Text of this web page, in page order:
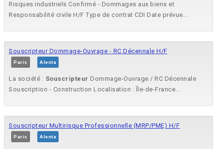
Risques industriels Confirmé - Dommages aux biens et
Responsabilité civile H/F Type de contrat CDI Date prévue...
Souscripteur Dommage-Ouvrage - RC Décennale H/F
Paris Alenta
La société : Souscripteur Dommage-Ouvrage / RC Décennale
Souscription - Construction Localisation : Île-de-France...
Souscripteur Multirisque Professionnelle (MRP/PME) H/F
Paris Alenta